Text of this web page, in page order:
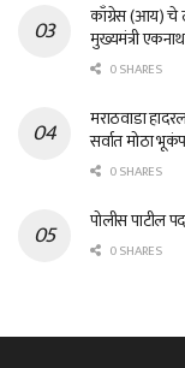
काँग्रेस (आय) चे
मुख्यमंत्री
0 SHARES
मराठवाडा
सर्वात मोठा
0 SHARES
पोलीस पाटील
0 SHARES